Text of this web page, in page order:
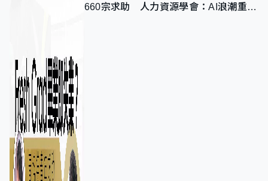
660宗求助 人力資源學會：AI浪潮重整